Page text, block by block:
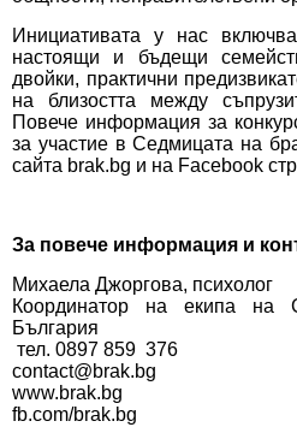
Инициативата у нас
настоящи и бъдещи
двойки, практични
на близостта между
Повече информация за
за участие в Седмицата на
сайта brak.bg и на Facebook
За повече информация и
Михаела Джоргова, психолог
Координатор на екипа на
България
тел. 0897 859 376
contact@brak.bg
www.brak.bg
fb.com/brak.bg